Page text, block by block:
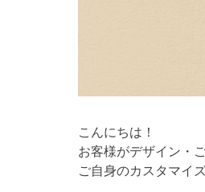
こんにちは！
お客様がデザイン・
ご自身のカスタマイ